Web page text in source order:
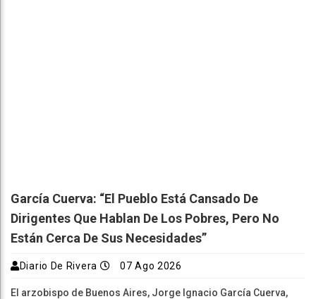
García Cuerva: “El Pueblo Está Cansado De
Dirigentes Que Hablan De Los Pobres, Pero No
Están Cerca De Sus Necesidades”
Diario De Rivera 07 Ago 2026
El arzobispo de Buenos Aires, Jorge Ignacio García Cuerva,